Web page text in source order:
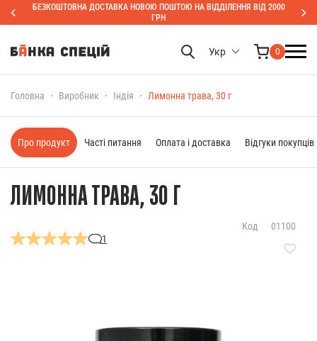
БЕЗКОШТОВНА ДОСТАВКА НОВОЮ ПОШТОЮ НА ВІДДІЛЕННЯ ВІД 2000
ГРН
Укр 0
Головна Виробник Індія Лимонна трава, 30 г
ЛИМОННА ТРАВА, 30 Г
1
Код 01100
Про продукт Часті питання Оплата і доставка Відгуки покупців